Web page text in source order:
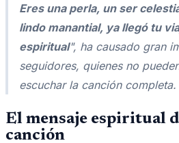
Eres una perla, un ser
lindo manantial, ya llegó tu
espiritual", ha causado gran
seguidores, quienes no
escuchar la canción completa.
El mensaje espiritual
canción